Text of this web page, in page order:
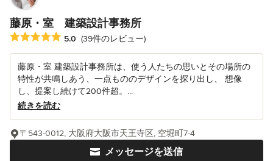
藤原・室 建築設計事務所
平均評価：5つ星中 星5
5.0 (39件のレビュー)
藤原・室 建築設計事務所は、使う人たちの思いとその場所の
特性が共鳴しあう、一点もののデザインを探り出し、 想像
し、提案し続けて200件超。...
続きを読む
メッセージを送信
〒543-0012, 大阪府大阪市天王寺区, 空堀町7-4